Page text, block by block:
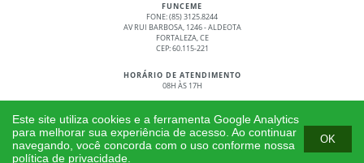
FUNCEME
FONE: (85) 3125.8244
AV RUI BARBOSA, 1246 - ALDEOTA
FORTALEZA, CE
CEP: 60.115-221
HORÁRIO DE ATENDIMENTO
08H ÀS 17H
TODOS OS DIREITOS RESERVADOS
Este site utiliza cookies e a ferramenta Google Analytics
para melhorar sua experiência de acesso. Ao continuar
navegando, você concorda com o uso conforme nossa
política de privacidade.
OK